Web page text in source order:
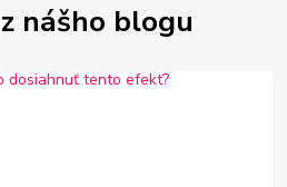
nášho blogu